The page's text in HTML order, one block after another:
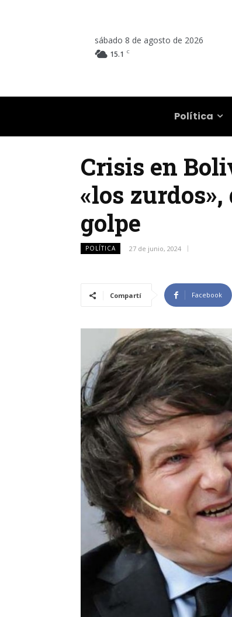
sábado 8 de agosto de 2026
15.1 C
Política
Crisis en
«los
golpe
POLÍTICA 27 de junio, 2024
Compartí Facebook